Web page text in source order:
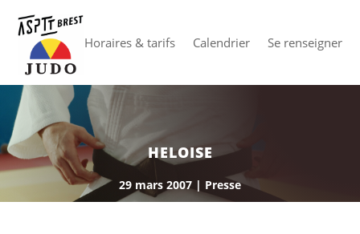
Horaires & tarifs Calendrier Se renseigner
HELOISE
29 mars 2007 | Presse